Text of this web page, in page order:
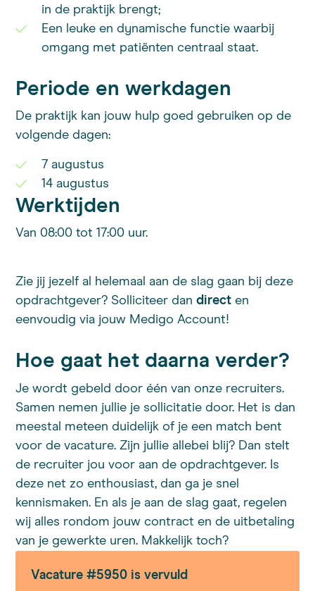
in de praktijk brengt;
Een leuke en dynamische functie waarbij
omgang met patiënten centraal staat.
Periode en werkdagen
De praktijk kan jouw hulp goed gebruiken op de
volgende dagen:
7 augustus
14 augustus
Werktijden
Van 08:00 tot 17:00 uur.
Zie jij jezelf al helemaal aan de slag gaan bij deze
opdrachtgever? Solliciteer dan directen
eenvoudig via jouw Medigo Account!
Hoe gaat het daarna verder?
Je wordt gebeld door één van onze recruiters.
Samen nemen jullie je sollicitatie door. Het is dan
meestal meteen duidelijk of je een match bent
voor de vacature. Zijn jullie allebei blij? Dan stelt
de recruiter jou voor aan de opdrachtgever. Is
deze net zo enthousiast, dan ga je snel
kennismaken. En als je aan de slag gaat, regelen
wij alles rondom jouw contract en de uitbetaling
van je gewerkte uren. Makkelijk toch?
Vacature #5950 is vervuld